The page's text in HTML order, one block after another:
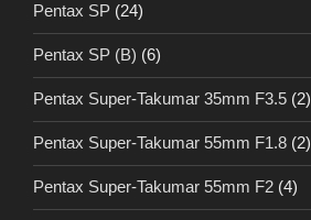
Pentax SP (24)
Pentax SP (B) (6)
Pentax Super-Takumar 35mm F3.5 (2)
Pentax Super-Takumar 55mm F1.8 (2)
Pentax Super-Takumar 55mm F2 (4)